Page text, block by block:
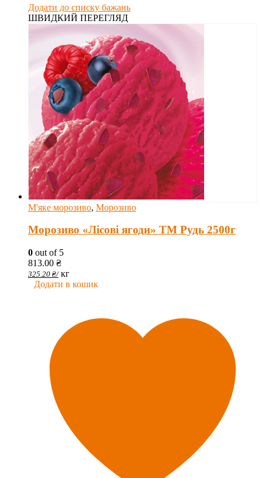
Додати до списку бажань
ШВИДКИЙ ПЕРЕГЛЯД
М'яке морозиво, Морозиво
Морозиво «Лісові ягоди» ТМ Рудь 2500г
0 out of 5
813.00 ₴
325.20 ₴/ кг
Додати в кошик